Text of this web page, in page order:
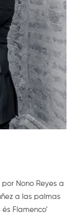
Nono Reyes a
a las palmas
Flamenco’